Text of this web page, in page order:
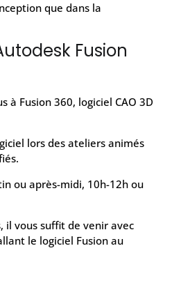
que dans la
Fusion
à Fusion 360, logiciel CAO 3D
lors des ateliers animés
ou après-midi, 10h-12h ou
il vous suffit de venir avec
le logiciel Fusion au